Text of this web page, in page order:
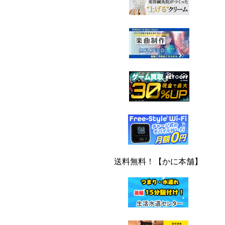
送料無料！【かに本舗】